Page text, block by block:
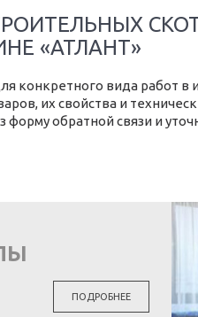
«АТЛАНТ»
конкретного вида работ в
их свойства и
форму обратной связи и
ПОДРОБНЕЕ